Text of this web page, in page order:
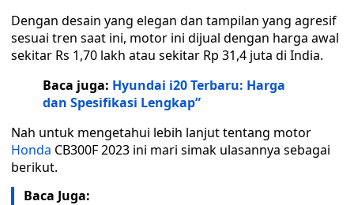
Dengan desain yang elegan dan tampilan yang agresif
sesuai tren saat ini, motor ini dijual dengan harga awal
sekitar Rs 1,70 lakh atau sekitar Rp 31,4 juta di India.
Baca juga: Hyundai i20 Terbaru: Harga
dan Spesifikasi Lengkap”
Nah untuk mengetahui lebih lanjut tentang motor
Honda CB300F 2023 ini mari simak ulasannya sebagai
berikut.
Baca Juga: